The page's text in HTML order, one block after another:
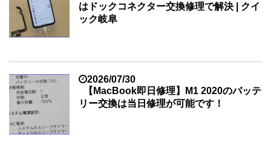
はドックコネクター交換修理で解決 | クイ
ック岐阜
2026/07/30
【MacBook即日修理】M1 2020のバッテ
リー交換は当日修理が可能です！